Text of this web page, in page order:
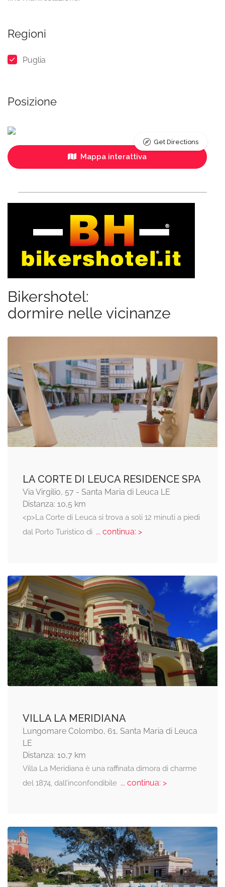
Regioni
Puglia
Posizione
Mappa interattiva
Get Directions
Bikershotel:
dormire nelle vicinanze
LA CORTE DI LEUCA RESIDENCE SPA
Via Virgilio, 57 - Santa Maria di Leuca LE
Distanza: 10,5 km
<p>La Corte di Leuca si trova a soli 12 minuti a piedi
dal Porto Turistico di ... continua: >
VILLA LA MERIDIANA
Lungomare Colombo, 61, Santa Maria di Leuca
LE
Distanza: 10,7 km
Villa La Meridiana è una raffinata dimora di charme
del 1874, dall’inconfondibile... continua: >